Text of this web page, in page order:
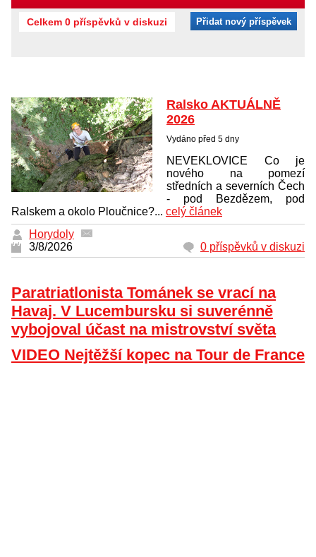
Celkem 0 příspěvků v diskuzi Přidat nový příspěvek
Ralsko AKTUÁLNĚ
2026
Vydáno před 5 dny
NEVEKLOVICE Co je
nového na pomezí
středních a severních Čech
- pod Bezdězem, pod
Ralskem a okolo Ploučnice?... celý článek
Horydoly
3/8/2026
0 příspěvků v diskuzi
Paratriatlonista Tománek se vrací na
Havaj. V Lucembursku si suverénně
vybojoval účast na mistrovství světa
VIDEO Nejtěžší kopec na Tour de France